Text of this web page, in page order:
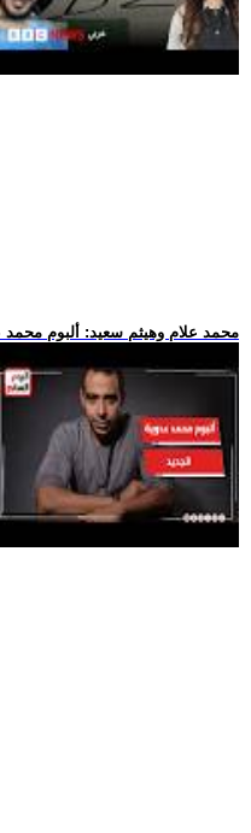
.. محمد علام وهيثم سعيد: ألبوم محمد